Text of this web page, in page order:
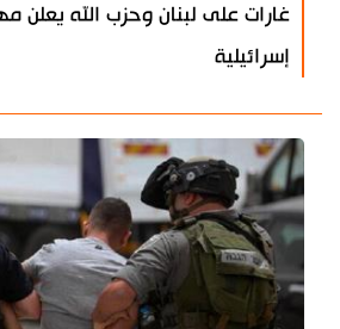
غارات على لبنان وحزب الله يعلن
إسرائيلية